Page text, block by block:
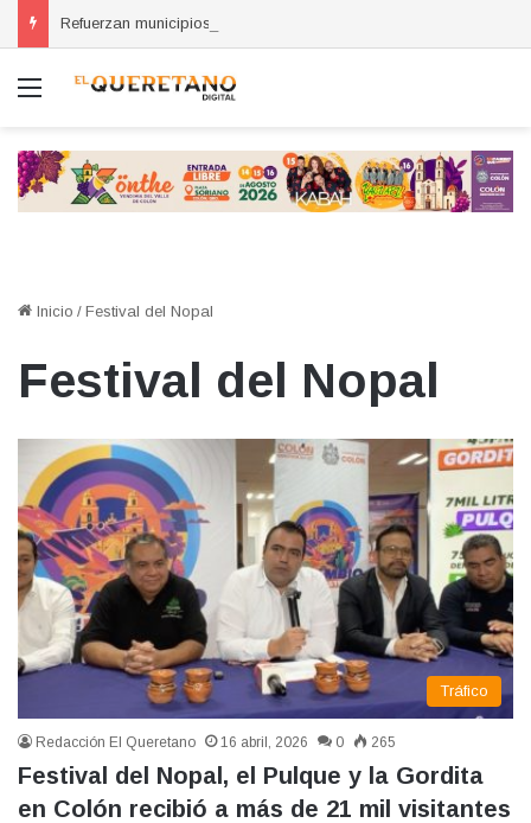
Menú
Inicio / Festival del Nopal
Festival del Nopal
Tráfico
Redacción El Queretano 16 abril, 2026 0 265
Festival del Nopal, el Pulque y la Gordita
en Colón recibió a más de 21 mil visitantes